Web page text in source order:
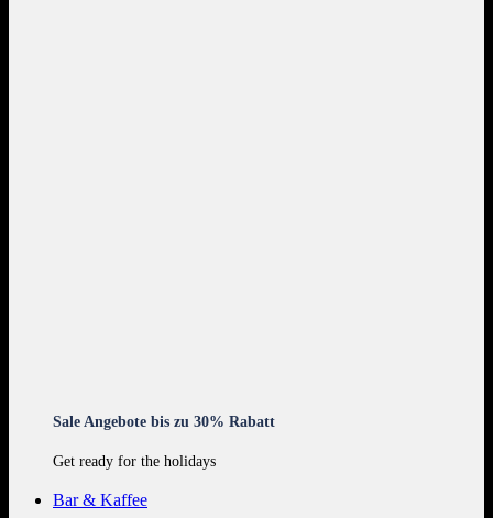
Sale Angebote bis zu 30% Rabatt
Get ready for the holidays
Bar & Kaffee